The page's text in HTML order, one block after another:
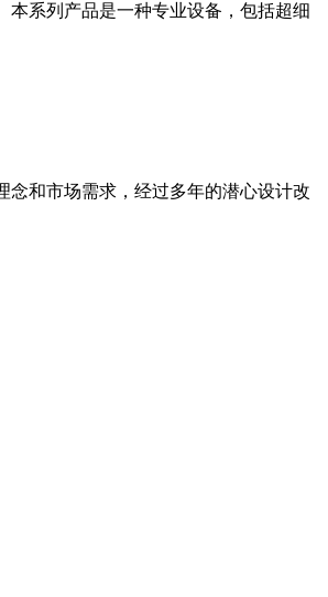
本系列产品是一种专业设备，包括超细
念和市场需求，经过多年的潜心设计改